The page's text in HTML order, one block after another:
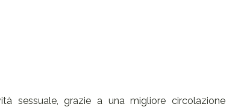
sessuale, grazie a una migliore circolazione